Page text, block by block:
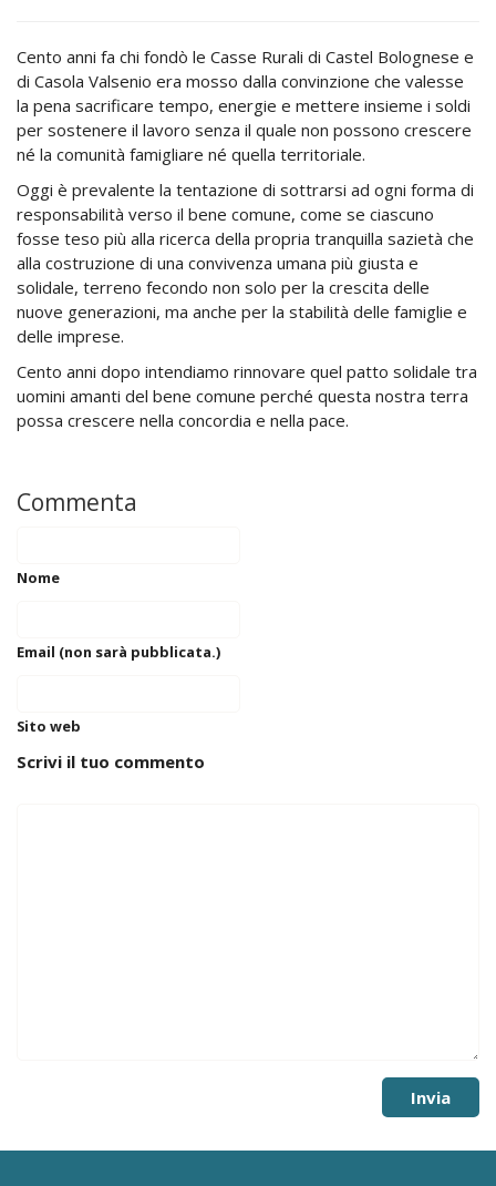
Cento anni fa chi fondò le Casse Rurali di Castel Bolognese e
di Casola Valsenio era mosso dalla convinzione che valesse
la pena sacrificare tempo, energie e mettere insieme i soldi
per sostenere il lavoro senza il quale non possono crescere
né la comunità famigliare né quella territoriale.
Oggi è prevalente la tentazione di sottrarsi ad ogni forma di
responsabilità verso il bene comune, come se ciascuno
fosse teso più alla ricerca della propria tranquilla sazietà che
alla costruzione di una convivenza umana più giusta e
solidale, terreno fecondo non solo per la crescita delle
nuove generazioni, ma anche per la stabilità delle famiglie e
delle imprese.
Cento anni dopo intendiamo rinnovare quel patto solidale tra
uomini amanti del bene comune perché questa nostra terra
possa crescere nella concordia e nella pace.
Commenta
Nome
Email (non sarà pubblicata.)
Sito web
Scrivi il tuo commento